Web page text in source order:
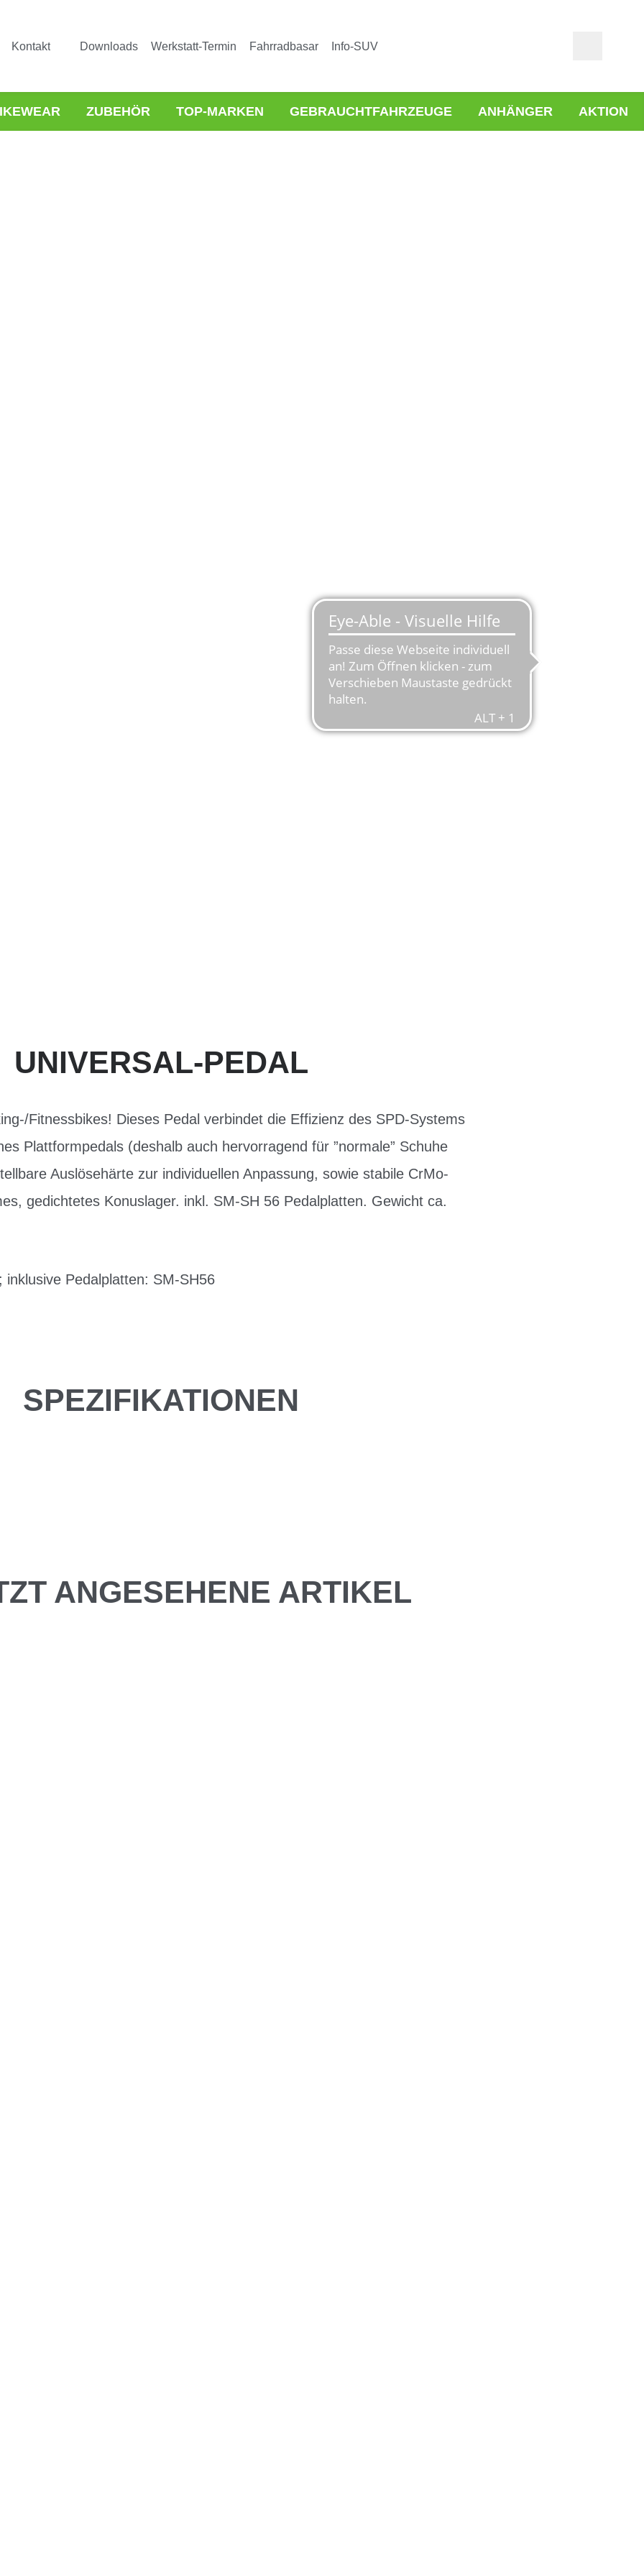
Kontakt Downloads Werkstatt-Termin Fahrradbasar Info-SUV
ZUBEHÖR TOP-MARKEN GEBRAUCHTFAHRZEUGE ANHÄNGER AKTION
UNIVERSAL-PEDAL
Fitnessbikes! Dieses Pedal verbindet die Effizienz des SPD-Systems
Plattformpedals (deshalb auch hervorragend für ”normale” Schuhe
Auslösehärte zur individuellen Anpassung, sowie stabile CrMo-
gedichtetes Konuslager. inkl. SM-SH 56 Pedalplatten. Gewicht ca.
inklusive Pedalplatten: SM-SH56
SPEZIFIKATIONEN
ANGESEHENE ARTIKEL